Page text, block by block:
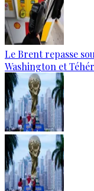
Le Brent repasse
Washington et